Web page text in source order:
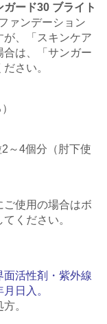
ガード30 ブライト
ンデーション
、「スキンケア
は、「サンガー
さい。
～4個分（肘下使
ご使用の場合はボ
ください。
面活性剤・紫外線
日入。
。